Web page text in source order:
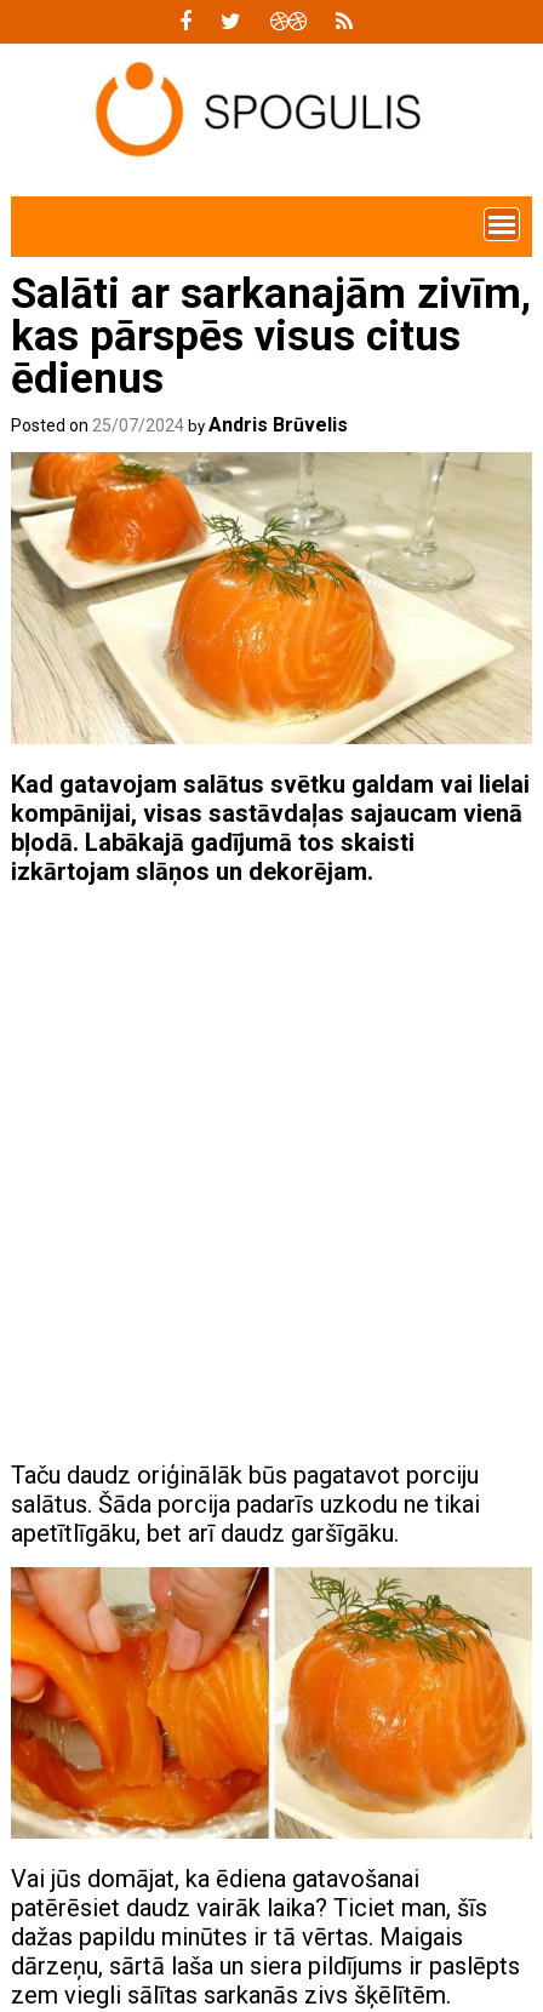
Salāti ar sarkanajām zivīm,
kas pārspēs visus citus
ēdienus
Posted on 25/07/2024 byAndris Brūvelis
Kad gatavojam salātus svētku galdam vai lielai
kompānijai, visas sastāvdaļas sajaucam vienā
bļodā. Labākajā gadījumā tos skaisti
izkārtojam slāņos un dekorējam.
Taču daudz oriģinālāk būs pagatavot porciju
salātus. Šāda porcija padarīs uzkodu ne tikai
apetītlīgāku, bet arī daudz garšīgāku.
Vai jūs domājat, ka ēdiena gatavošanai
patērēsiet daudz vairāk laika? Ticiet man, šīs
dažas papildu minūtes ir tā vērtas. Maigais
dārzeņu, sārtā laša un siera pildījums ir paslēpts
zem viegli sālītas sarkanās zivs šķēlītēm.